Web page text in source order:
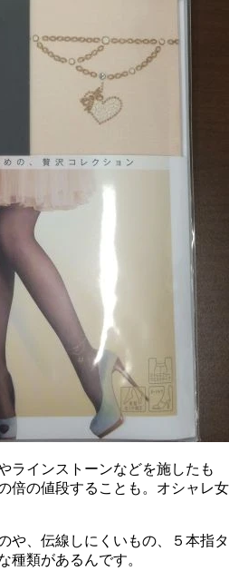
ラインストーンなどを施したも
倍の値段することも。オシャレ女
や、伝線しにくいもの、５本指タ
種類があるんです。